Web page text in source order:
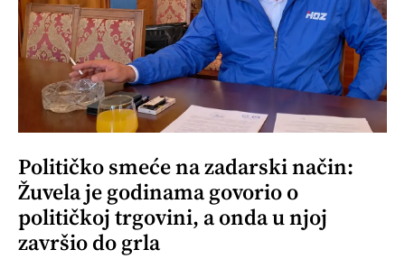
Političko smeće na zadarski način:
Žuvela je godinama govorio o
političkoj trgovini, a onda u njoj
završio do grla